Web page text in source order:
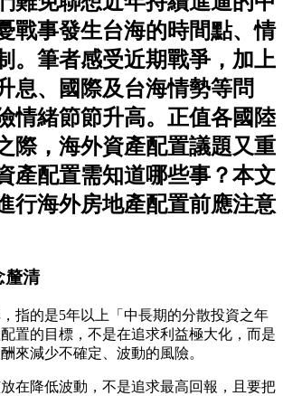
戰事發生台海的時間點、情
。筆者感受近期戰爭，加上
息、國際及台海情勢等問
情緒節節升高。正值各國陸
際，海外資產配置議題又重
產配置需知道哪些事？本文
行海外房地產配置前應注意
釐清
指的是5年以上「中長期的分散投資之年
置的目標，不是在追求利益極大化，而是
來減少不確定、波動的風險。
在降低波動，不是追求最高回報，且要把